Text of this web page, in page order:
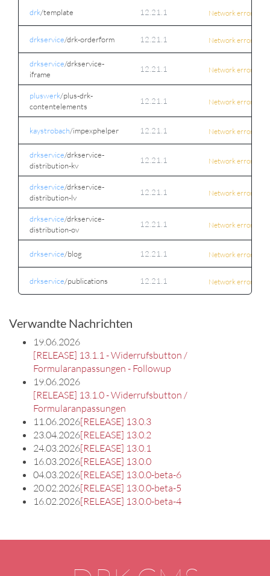
Verwandte Nachrichten
19.06.2026
[RELEASE] 13.1.1 - Widerrufsbutton /
Formularanpassungen - Followup
19.06.2026
[RELEASE] 13.1.0 - Widerrufsbutton /
Formularanpassungen
11.06.2026[RELEASE] 13.0.3
23.04.2026[RELEASE] 13.0.2
24.03.2026[RELEASE] 13.0.1
16.03.2026[RELEASE] 13.0.0
04.03.2026[RELEASE] 13.0.0-beta-6
20.02.2026[RELEASE] 13.0.0-beta-5
16.02.2026[RELEASE] 13.0.0-beta-4